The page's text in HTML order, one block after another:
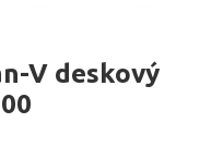
V deskový